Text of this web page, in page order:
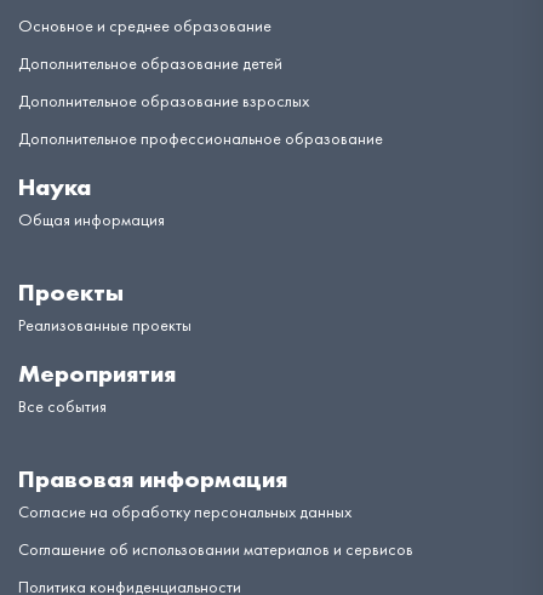
Основное и среднее образование
Дополнительное образование детей
Дополнительное образование взрослых
Дополнительное профессиональное образование
Наука
Общая информация
Проекты
Реализованные проекты
Мероприятия
Все события
Правовая информация
Согласие на обработку персональных данных
Соглашение об использовании материалов и сервисов
Политика конфиденциальности